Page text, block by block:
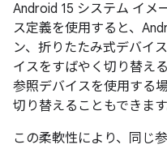
Android 15 システム イメ
ス定義を使用すると、
ン、折りたたみ式デバイ
イスをすばやく切り替え
参照デバイスを使用する
切り替えることもできます
この柔軟性により、同じ